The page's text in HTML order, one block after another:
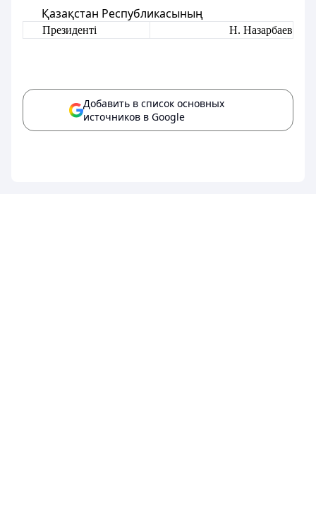
Қазақстан Республикасының
Президенті Н. Назарбаев
Добавить в список основных
источников в Google